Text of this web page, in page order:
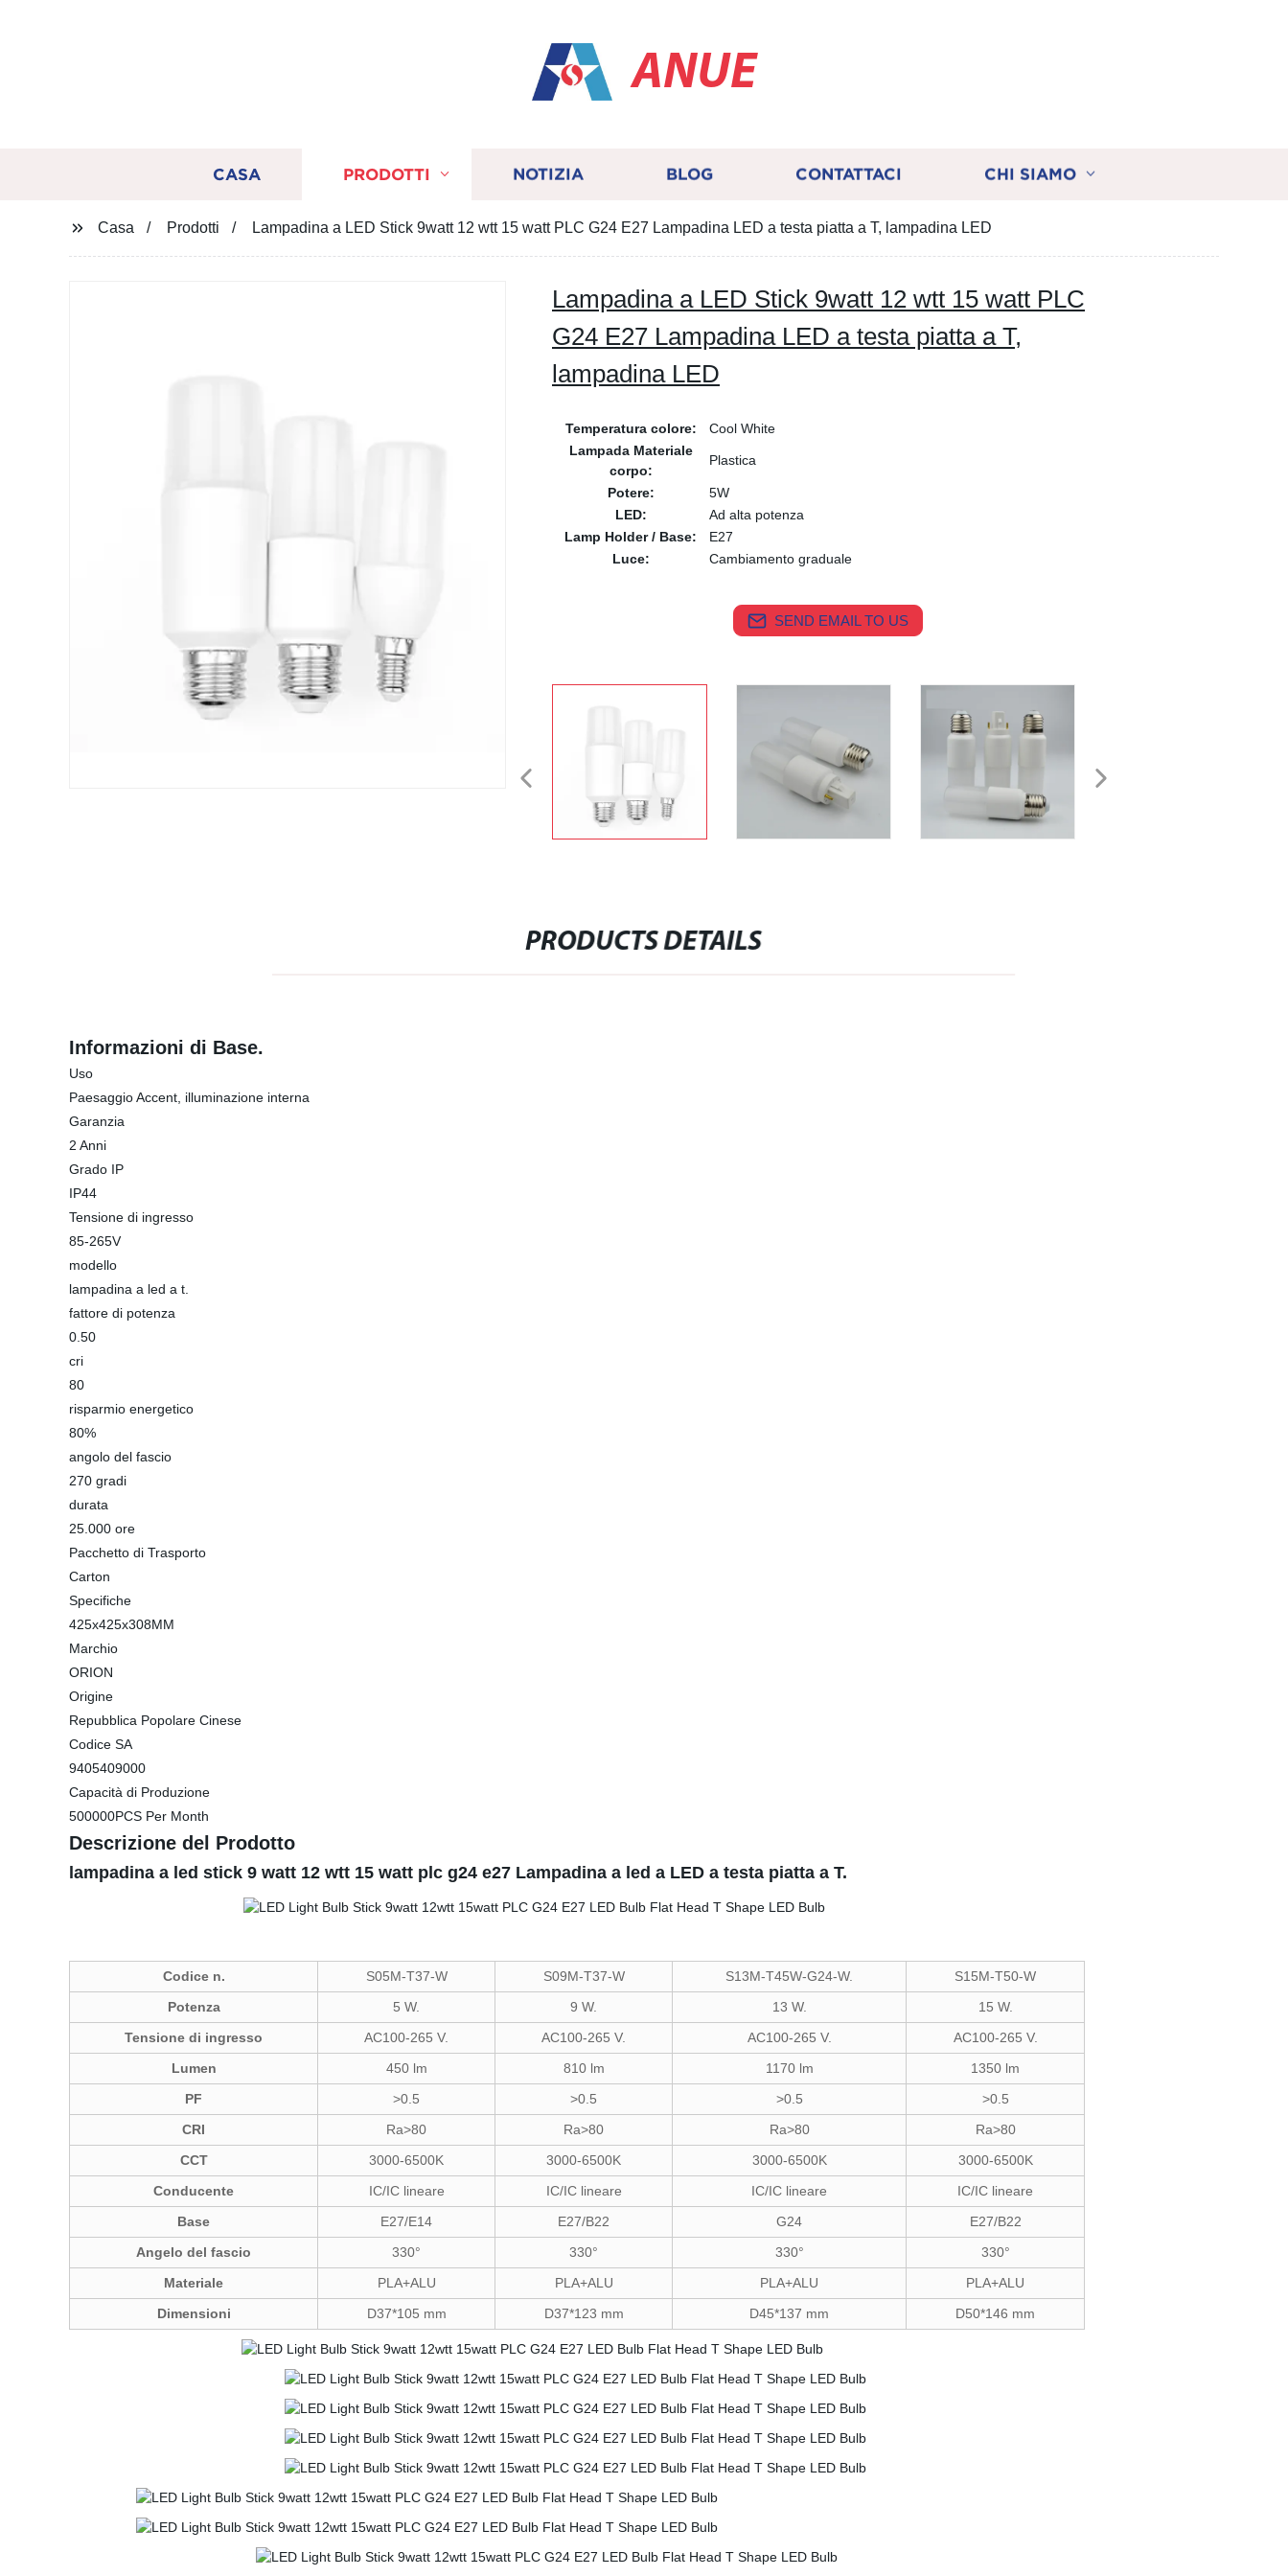
ANUE
CASA PRODOTTI NOTIZIA BLOG CONTATTACI CHI SIAMO
Casa Prodotti Lampadina a LED Stick 9watt 12 wtt 15 watt PLC G24 E27 Lampadina LED a testa piatta a T, lampadina LED
Lampadina a LED Stick 9watt 12 wtt 15 watt PLC
G24 E27 Lampadina LED a testa piatta a T,
lampadina LED
Temperatura colore:
Cool White
Lampada Materiale
corpo:
Plastica
Potere:
5W
LED:
Ad alta potenza
Lamp Holder / Base:
E27
Luce:
Cambiamento graduale
SEND EMAIL TO US
PRODUCTS DETAILS
Informazioni di Base.
Uso
Paesaggio Accent, illuminazione interna
Garanzia
2 Anni
Grado IP
IP44
Tensione di ingresso
85-265V
modello
lampadina a led a t.
fattore di potenza
0.50
cri
80
risparmio energetico
80%
angolo del fascio
270 gradi
durata
25.000 ore
Pacchetto di Trasporto
Carton
Specifiche
425x425x308MM
Marchio
ORION
Origine
Repubblica Popolare Cinese
Codice SA
9405409000
Capacità di Produzione
500000PCS Per Month
Descrizione del Prodotto
lampadina a led stick 9 watt 12 wtt 15 watt plc g24 e27 Lampadina a led a LED a testa piatta a T.
Codice n. S05M-T37-W S09M-T37-W S13M-T45W-G24-W.
S15M-T50-W
Potenza
5 W. 9 W. 13 W.
15 W.
Tensione di ingresso
AC100-265 V. AC100-265 V. AC100-265 V.
AC100-265 V.
Lumen
450 lm 810 lm 1170 lm
1350 lm
PF
>0.5 >0.5 >0.5
>0.5
CRI
Ra>80 Ra>80 Ra>80
Ra>80
CCT
3000-6500K 3000-6500K 3000-6500K
3000-6500K
Conducente
IC/IC lineare IC/IC lineare IC/IC lineare
IC/IC lineare
Base
E27/E14 E27/B22 G24
E27/B22
Angelo del fascio
330° 330° 330°
330°
Materiale
PLA+ALU PLA+ALU PLA+ALU
PLA+ALU
Dimensioni
D37*105 mm D37*123 mm D45*137 mm D50*146 mm